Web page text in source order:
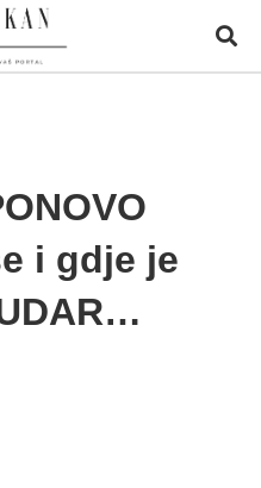
i gdje je